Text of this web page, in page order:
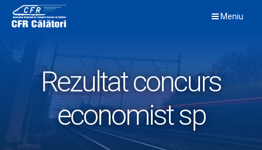
content
Meniu
Rezultat concurs
economist sp